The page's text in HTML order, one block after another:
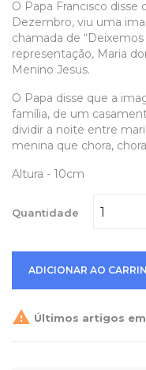
O Papa Francisco disse
Dezembro, viu uma
chamada de
representação, Maria
Menino Jesus.
O Papa disse que a
família, de um
dividir a noite entre
menina que chora,
Altura - 10cm
Quantidade
ADICIONAR AO
 Últimos artigos